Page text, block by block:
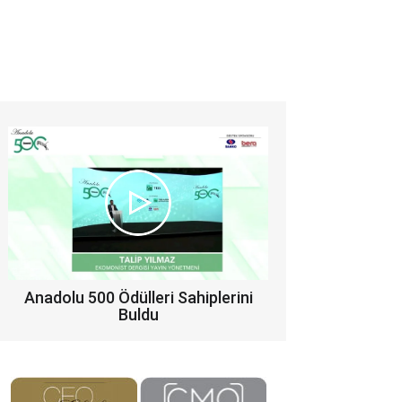
Anadolu 500 Ödülleri Sahiplerini
Buldu